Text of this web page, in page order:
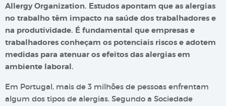
Allergy Organization. Estudos apontam que as alergias
no trabalho têm impacto na saúde dos trabalhadores e
na produtividade. É fundamental que empresas e
trabalhadores conheçam os potenciais riscos e adotem
medidas para atenuar os efeitos das alergias em
ambiente laboral.
Em Portugal, mais de 3 milhões de pessoas enfrentam
algum dos tipos de alergias. Segundo a Sociedade